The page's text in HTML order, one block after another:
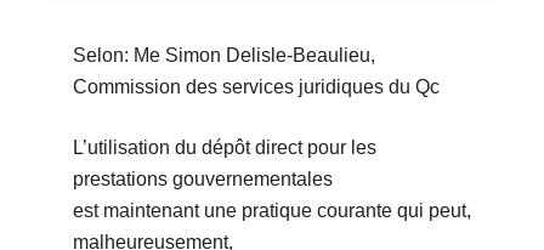
Selon: Me Simon Delisle-Beaulieu,
Commission des services juridiques du Qc
L’utilisation du dépôt direct pour les
prestations gouvernementales
est maintenant une pratique courante qui peut,
malheureusement,